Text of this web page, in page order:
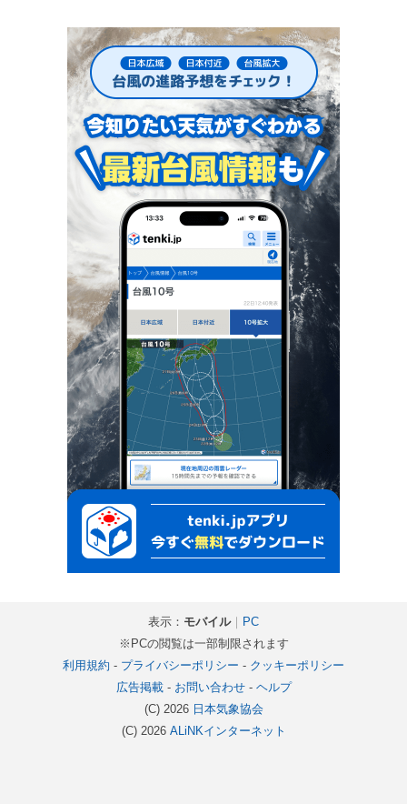
表示： モバイル｜ PC
※PCの閲覧は一部制限されます
利用規約 - プライバシーポリシー - クッキーポリシー
広告掲載- お問い合わせ- ヘルプ
(C) 2026 日本気象協会
(C) 2026 ALiNKインターネット